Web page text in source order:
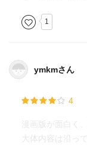
1
ymkmさん
4
漫画版が面白く
大体内容は沿っ